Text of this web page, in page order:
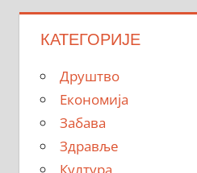
КАТЕГОРИЈЕ
Друштво
Економија
Забава
Здравље
Култура